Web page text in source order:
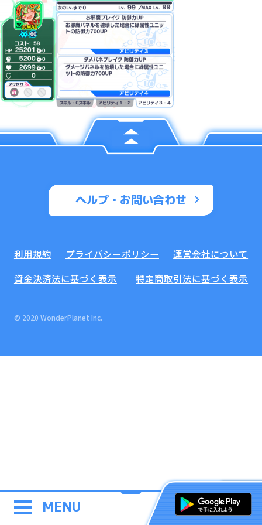
MENU
ヘルプ・お問い合わせ
利用規約 プライバシーポリシー
運営会社について
資金決済法に基づく表示
特定商取引法に基づく表示
© 2020 WonderPlanet Inc.